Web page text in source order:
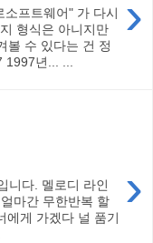
›
소프트웨어" 가 다시
형식은 아니지만
볼 수 있다는 건 정
년... ...
›
니다. 멜로디 라인
마간 무한반복 할
에게 가겠다 널 품기